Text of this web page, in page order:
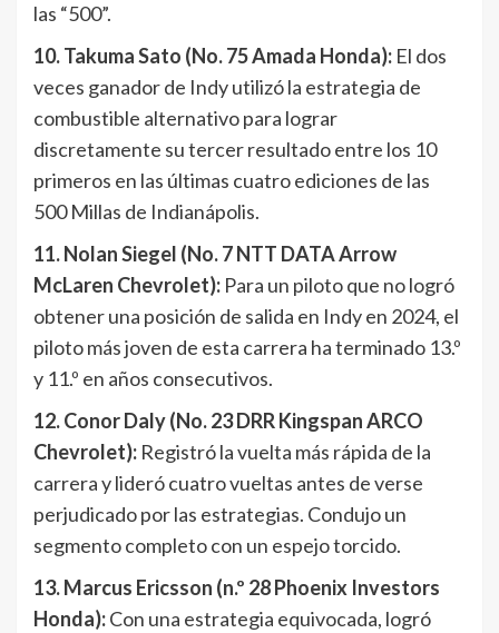
las “500”.
10. Takuma Sato (No. 75 Amada Honda): El dos
veces ganador de Indy utilizó la estrategia de
combustible alternativo para lograr
discretamente su tercer resultado entre los 10
primeros en las últimas cuatro ediciones de las
500 Millas de Indianápolis.
11. Nolan Siegel (No. 7 NTT DATA Arrow
McLaren Chevrolet): Para un piloto que no logró
obtener una posición de salida en Indy en 2024, el
piloto más joven de esta carrera ha terminado 13.º
y 11.º en años consecutivos.
12. Conor Daly (No. 23 DRR Kingspan ARCO
Chevrolet): Registró la vuelta más rápida de la
carrera y lideró cuatro vueltas antes de verse
perjudicado por las estrategias. Condujo un
segmento completo con un espejo torcido.
13. Marcus Ericsson (n.º 28 Phoenix Investors
Honda):Con una estrategia equivocada, logró